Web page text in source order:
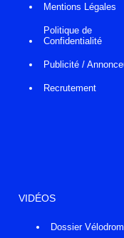
Mentions Légales
Politique de
Confidentialité
Publicité /
Recrutement
VIDÉOS
Dossier